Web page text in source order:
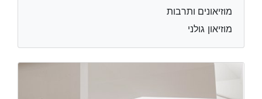
מוזיאונים ותרבות
מוזיאון גולני